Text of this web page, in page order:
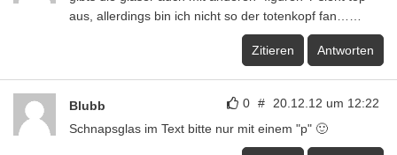
aus, allerdings bin ich nicht so der totenkopf fan……
Zitieren Antworten
0 # 20.12.12 um 12:22
Blubb
Schnapsglas im Text bitte nur mit einem "p" 🙂